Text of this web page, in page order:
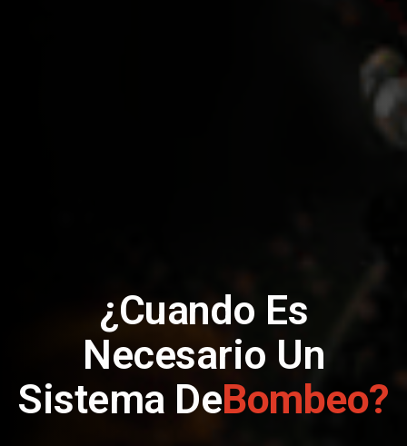
¿Cuando Es
Necesario Un
Sistema DeBombeo?